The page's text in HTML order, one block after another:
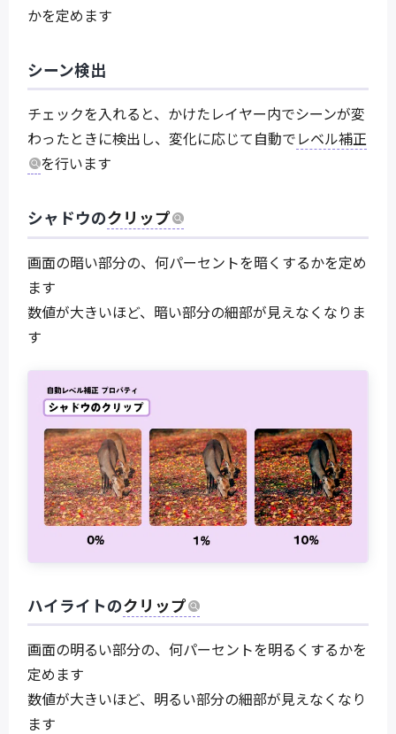
かを定めます
シーン検出
チェックを入れると、かけたレイヤー内でシーンが変
わったときに検出し、変化に応じて自動でレベル補正
を行います
シャドウのクリップ
画面の暗い部分の、何パーセントを暗くするかを定め
ます
数値が大きいほど、暗い部分の細部が見えなくなりま
す
ハイライトのクリップ
画面の明るい部分の、何パーセントを明るくするかを
定めます
数値が大きいほど、明るい部分の細部が見えなくなり
ます